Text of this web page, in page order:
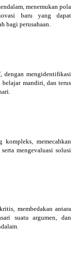
menemukan pola
baru yang dapat
bagi perusahaan.
dengan mengidentifikasi
belajar mandiri, dan terus
kompleks, memecahkan
mengevaluasi solusi
membedakan antara
suatu argumen, dan